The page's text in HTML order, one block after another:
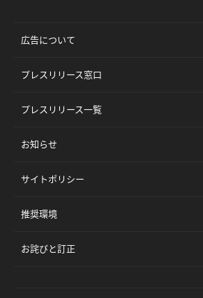
広告について
プレスリリース窓口
プレスリリース一覧
お知らせ
サイトポリシー
推奨環境
お詫びと訂正